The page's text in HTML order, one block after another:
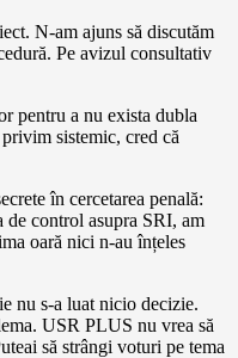
N-am ajuns să discutăm
Pe avizul consultativ
pentru a nu exista dubla
sistemic, cred că
în cercetarea penală:
de control asupra SRI, am
oară nici n-au înțeles
nu s-a luat nicio decizie.
USR PLUS nu vrea să
să strângi voturi pe tema